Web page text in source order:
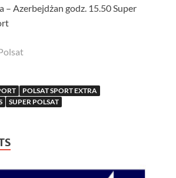
– Azerbejdżan godz. 15.50 Super
POLSAT SPORT EXTRA
SUPER POLSAT